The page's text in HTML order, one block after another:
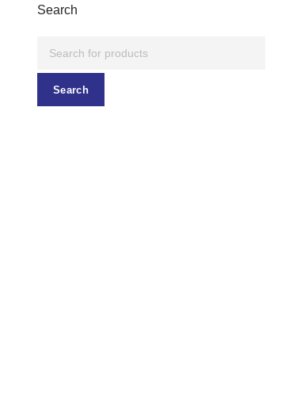
Search
Search